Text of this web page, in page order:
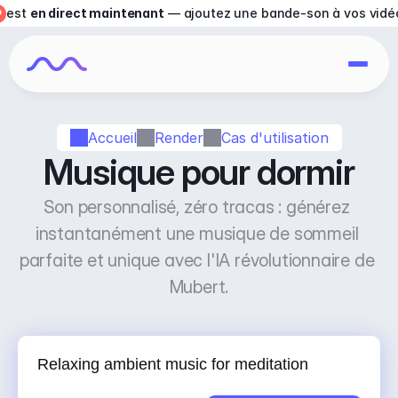
Accueil Render Cas d'utilisation
Musique pour dormir
Son personnalisé, zéro tracas : générez
instantanément une musique de sommeil
parfaite et unique avec l'IA révolutionnaire de
Mubert.
est en direct maintenant — ajoutez une bande-son à vos